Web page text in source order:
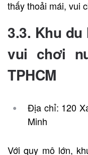
thấy thoải mái, vui
3.3. Khu
vui chơi
TPHCM
Địa chỉ: 120
Minh
Với quy mô lớn,